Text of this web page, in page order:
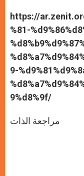
https://
%81-
9-
9%d8%9f/
مراجعة الذات